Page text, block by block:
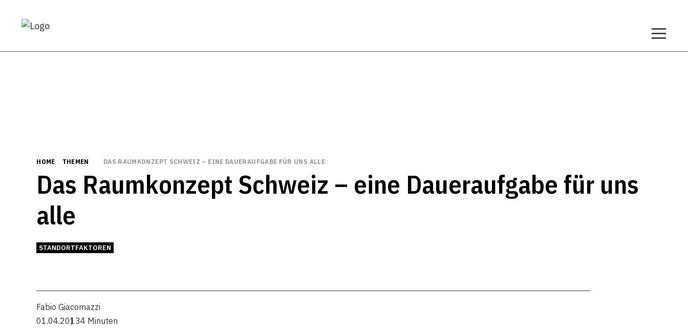
HOME THEMEN DAS RAUMKONZEPT SCHWEIZ – EINE DAUERAUFGABE FÜR UNS ALLE
Das Raumkonzept Schweiz – eine Daueraufgabe für uns
alle
STANDORTFAKTOREN
Fabio Giacomazzi
01.04.20134 Minuten